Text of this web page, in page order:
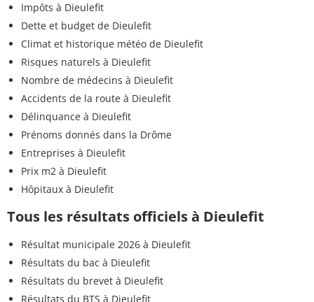
Impôts à Dieulefit
Dette et budget de Dieulefit
Climat et historique météo de Dieulefit
Risques naturels à Dieulefit
Nombre de médecins à Dieulefit
Accidents de la route à Dieulefit
Délinquance à Dieulefit
Prénoms donnés dans la Drôme
Entreprises à Dieulefit
Prix m2 à Dieulefit
Hôpitaux à Dieulefit
Tous les résultats officiels à Dieulefit
Résultat municipale 2026 à Dieulefit
Résultats du bac à Dieulefit
Résultats du brevet à Dieulefit
Résultats du BTS à Dieulefit